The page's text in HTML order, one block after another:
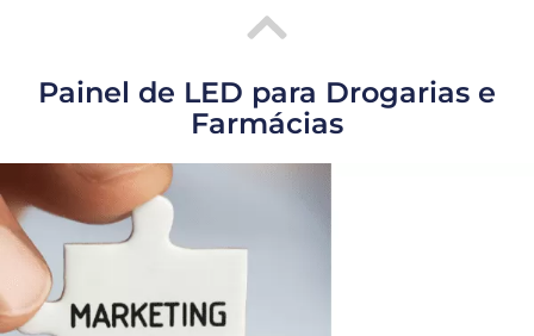
Painel de LED para Drogarias e
Farmácias